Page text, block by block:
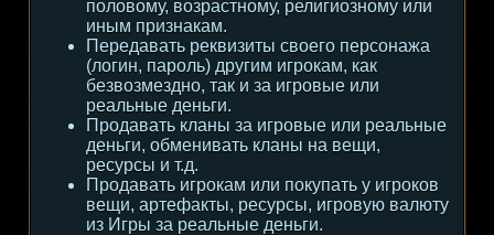
половому, возрастному, религиозному или
иным признакам.
Передавать реквизиты своего персонажа
(логин, пароль) другим игрокам, как
безвозмездно, так и за игровые или
реальные деньги.
Продавать кланы за игровые или реальные
деньги, обменивать кланы на вещи,
ресурсы и т.д.
Продавать игрокам или покупать у игроков
вещи, артефакты, ресурсы, игровую валюту
из Игры за реальные деньги.